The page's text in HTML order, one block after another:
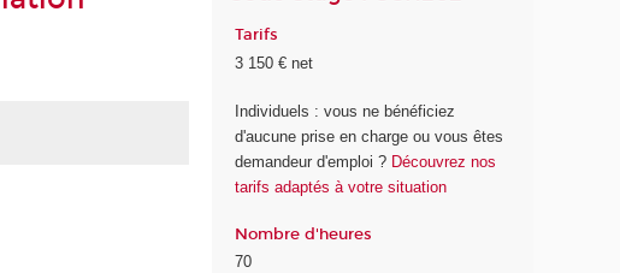
Tarifs
3 150 € net
Individuels : vous ne bénéficiez
d'aucune prise en charge ou vous êtes
demandeur d'emploi ? Découvrez nos
tarifs adaptés à votre situation
Nombre d'heures
70